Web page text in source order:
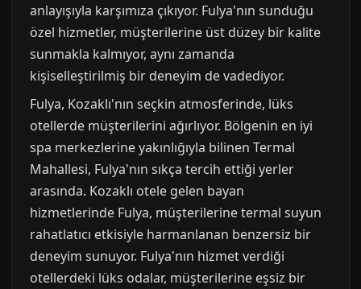
anlayışıyla karşımıza çıkıyor. Fulya'nın sunduğu
özel hizmetler, müşterilerine üst düzey bir kalite
sunmakla kalmıyor, aynı zamanda
kişiselleştirilmiş bir deneyim de vadediyor.
Fulya, Kozaklı'nın seçkin atmosferinde, lüks
otellerde müşterilerini ağırlıyor. Bölgenin en iyi
spa merkezlerine yakınlığıyla bilinen Termal
Mahallesi, Fulya'nın sıkça tercih ettiği yerler
arasında. Kozaklı otele gelen bayan
hizmetlerinde Fulya, müşterilerine termal suyun
rahatlatıcı etkisiyle harmanlanan benzersiz bir
deneyim sunuyor. Fulya'nın hizmet verdiği
otellerdeki lüks odalar, müşterilerine eşsiz bir